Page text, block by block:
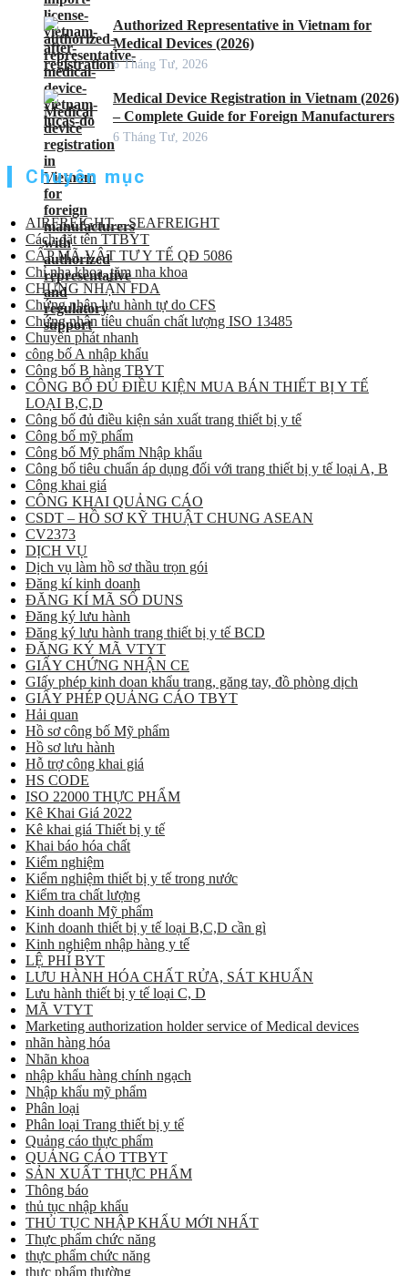
Authorized Representative in Vietnam for
Medical Devices (2026)
6 Tháng Tư, 2026
Medical Device Registration in Vietnam (2026)
– Complete Guide for Foreign Manufacturers
6 Tháng Tư, 2026
Chuyên mục
AIRFREIGHT – SEAFREIGHT
Cách đặt tên TTBYT
CẤP MÃ VẬT TƯ Y TẾ QĐ 5086
Chỉ nha khoa, tăm nha khoa
CHỨNG NHẬN FDA
Chứng nhận lưu hành tự do CFS
Chứng nhận tiêu chuẩn chất lượng ISO 13485
Chuyển phát nhanh
công bố A nhập khẩu
Công bố B hàng TBYT
CÔNG BỐ ĐỦ ĐIỀU KIỆN MUA BÁN THIẾT BỊ Y TẾ
LOẠI B,C,D
Công bố đủ điều kiện sản xuất trang thiết bị y tế
Công bố mỹ phẩm
Công bố Mỹ phẩm Nhập khẩu
Công bố tiêu chuẩn áp dụng đối với trang thiết bị y tế loại A, B
Công khai giá
CÔNG KHAI QUẢNG CÁO
CSDT – HỒ SƠ KỸ THUẬT CHUNG ASEAN
CV2373
DỊCH VỤ
Dịch vụ làm hồ sơ thầu trọn gói
Đăng kí kinh doanh
ĐĂNG KÍ MÃ SỐ DUNS
Đăng ký lưu hành
Đăng ký lưu hành trang thiết bị y tế BCD
ĐĂNG KÝ MÃ VTYT
GIẤY CHỨNG NHẬN CE
GIấy phép kinh doan khẩu trang, găng tay, đồ phòng dịch
GIẤY PHÉP QUẢNG CÁO TBYT
Hải quan
Hồ sơ công bố Mỹ phẩm
Hồ sơ lưu hành
Hỗ trợ công khai giá
HS CODE
ISO 22000 THỰC PHẨM
Kê Khai Giá 2022
Kê khai giá Thiết bị y tế
Khai báo hóa chất
Kiểm nghiệm
Kiểm nghiệm thiết bị y tế trong nước
Kiểm tra chất lượng
Kinh doanh Mỹ phẩm
Kinh doanh thiết bị y tế loại B,C,D cần gì
Kinh nghiệm nhập hàng y tế
LỆ PHÍ BYT
LƯU HÀNH HÓA CHẤT RỬA, SÁT KHUẨN
Lưu hành thiết bị y tế loại C, D
MÃ VTYT
Marketing authorization holder service of Medical devices
nhãn hàng hóa
Nhãn khoa
nhập khẩu hàng chính ngạch
Nhập khẩu mỹ phẩm
Phân loại
Phân loại Trang thiết bị y tế
Quảng cáo thực phẩm
QUẢNG CÁO TTBYT
SẢN XUẤT THỰC PHẨM
Thông báo
thủ tục nhập khẩu
THỦ TỤC NHẬP KHẨU MỚI NHẤT
Thực phẩm chức năng
thực phẩm chức năng
thực phẩm thường